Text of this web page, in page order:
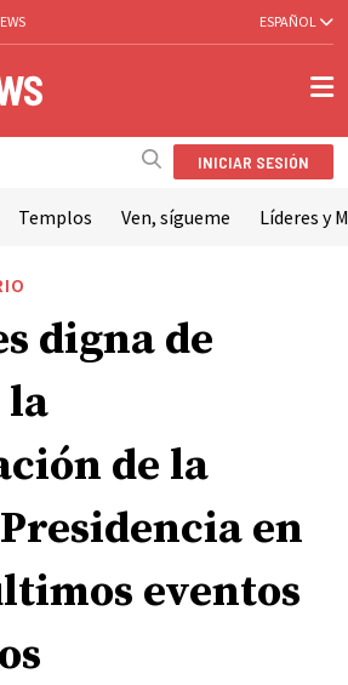
ESPAÑOL
INICIAR SESIÓN
Templos Ven, sígueme Líderes y
digna de
la
de la
en
eventos